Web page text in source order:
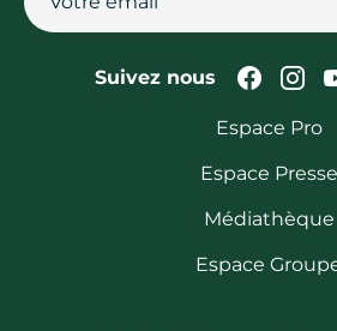
Suivez nous
Espace Pro
Espace Presse
Médiathèque
Espace